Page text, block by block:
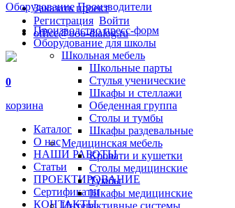
Заказать проект
Регистрация Войти
office@ooo-dialog.ru
0
корзина
Каталог
О нас
НАШИ РАБОТЫ
Статьи
ПРОЕКТИРОВАНИЕ
Сертификаты
КОНТАКТЫ
Оборудование Производители
Производство пресс-форм
Оборудование для школы
Школьная мебель
Школьные парты
Стулья ученические
Шкафы и стеллажи
Обеденная группа
Столы и тумбы
Шкафы раздевальные
Медицинская мебель
Кровати и кушетки
Столы медицинские
Тумбы
Шкафы медицинские
Интерактивные системы